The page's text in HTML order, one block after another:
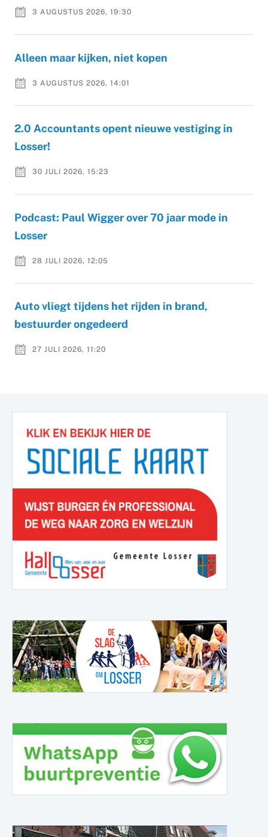
3 AUGUSTUS 2026, 19:30
Alleen maar kijken, niet kopen
3 AUGUSTUS 2026, 14:01
2.0 Accountants opent nieuwe vestiging in
Losser!
30 JULI 2026, 15:23
Podcast: Paul Wigger over 70 jaar mode in
Losser
28 JULI 2026, 12:05
Auto vliegt tijdens het rijden in brand,
bestuurder ongedeerd
27 JULI 2026, 11:20